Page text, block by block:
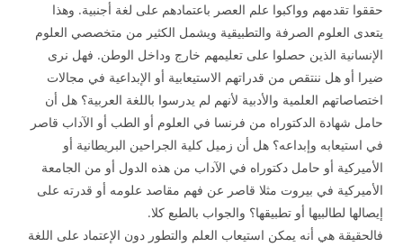
حققوا تقدمهم وواكبوا علم العصر باعتمادهم على لغة أجنبية. وهذا
يتعدى العلوم الصرفة والتطبيقية ويشمل الكثير من متخصصي العلوم
الإنسانية الذين حصلوا على تعليمهم خارج وداخل الوطن. فهل نرى
ضيرا أو هل ننتقص من قدراتهم الاستيعابية أو الإبداعية في مجالات
اختصاصاتهم العلمية والأدبية لأنهم لم يدرسوا باللغة العربية؟ هل أن
حامل شهادة الدكتوراه من فرنسا في العلوم أو الطب أو الآداب قاصر
في استيعابه وإبداعه؟ هل أن زميل كلية الجراحين البريطانية أو
الأميركية أو حامل دكتوراه في الآداب من هذه الدول أو من الجامعة
الأميركية في بيروت مثلا قاصر عن فهم مقاصد علومه أو قدرته على
إيصالها لطالبيها أو تطبيقها؟ والجواب بالطبع كلا.
فالحقيقة هي أنه يمكن استيعاب العلم والتطور دون الإعتماد على اللغة